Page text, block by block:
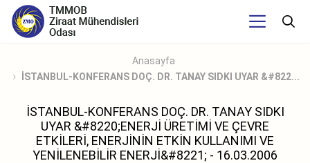
Anasayfa
İSTANBUL-KONFERANS DOÇ. DR. TANAY SIDKI UYAR &#822...
İSTANBUL-KONFERANS DOÇ. DR. TANAY SIDKI
UYAR &#8220;ENERJİ ÜRETİMİ VE ÇEVRE
ETKİLERİ, ENERJİNİN ETKİN KULLANIMI VE
YENİLENEBİLİR ENERJİ&#8221; - 16.03.2006